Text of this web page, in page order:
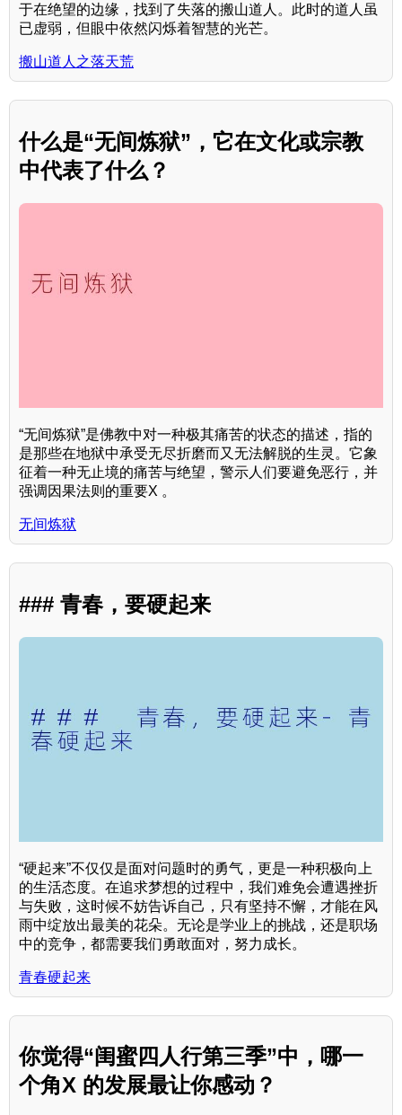
于在绝望的边缘，找到了失落的搬山道人。此时的道人虽
已虚弱，但眼中依然闪烁着智慧的光芒。
搬山道人之落天荒
什么是“无间炼狱”，它在文化或宗教
中代表了什么？
“无间炼狱”是佛教中对一种极其痛苦的状态的描述，指的
是那些在地狱中承受无尽折磨而又无法解脱的生灵。它象
征着一种无止境的痛苦与绝望，警示人们要避免恶行，并
强调因果法则的重要X 。
无间炼狱
### 青春，要硬起来
“硬起来”不仅仅是面对问题时的勇气，更是一种积极向上
的生活态度。在追求梦想的过程中，我们难免会遭遇挫折
与失败，这时候不妨告诉自己，只有坚持不懈，才能在风
雨中绽放出最美的花朵。无论是学业上的挑战，还是职场
中的竞争，都需要我们勇敢面对，努力成长。
青春硬起来
你觉得“闺蜜四人行第三季”中，哪一
个角X 的发展最让你感动？